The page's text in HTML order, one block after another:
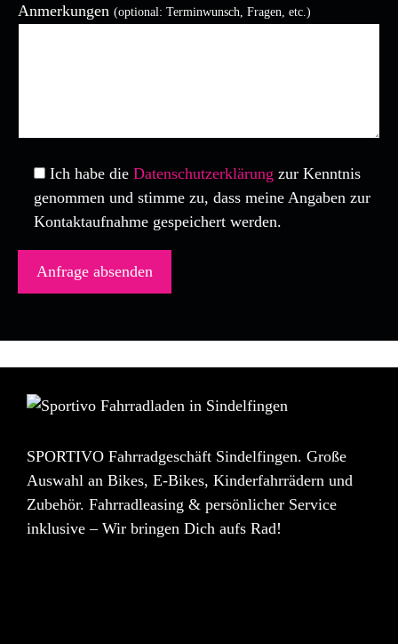
Bitte lasse dieses Feld leer.
Anmerkungen (optional: Terminwunsch, Fragen, etc.)
Ich habe die Datenschutzerklärung zur Kenntnis
genommen und stimme zu, dass meine Angaben zur
Kontaktaufnahme gespeichert werden.
SPORTIVO Fahrradgeschäft Sindelfingen. Große
Auswahl an Bikes, E-Bikes, Kinderfahrrädern und
Zubehör. Fahrradleasing & persönlicher Service
inklusive – Wir bringen Dich aufs Rad!